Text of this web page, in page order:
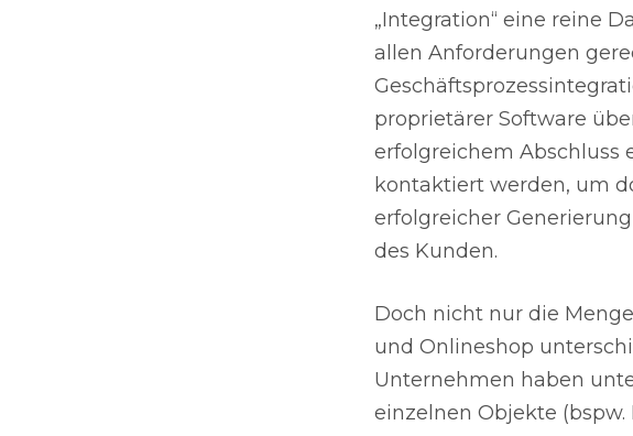
„Integration“ eine reine
allen Anforderungen
proprietärer Software
erfolgreichem Abschluss
kontaktiert werden, um
erfolgreicher
des Kunden.
Doch nicht nur die
und Onlineshop
Unternehmen haben
einzelnen Objekte